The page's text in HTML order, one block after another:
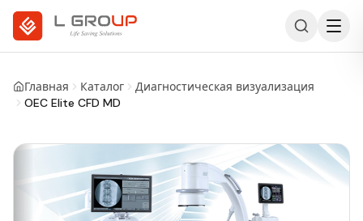
Главная Каталог
Диагностическая визуализация
OEC Elite CFD MD